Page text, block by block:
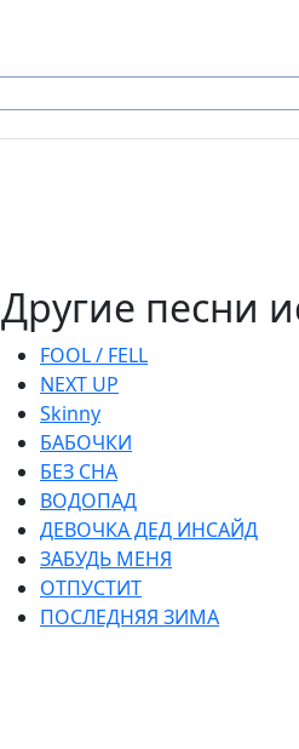
Другие песни
FOOL / FELL
NEXT UP
Skinny
БАБОЧКИ
БЕЗ СНА
ВОДОПАД
ДЕВОЧКА ДЕД ИНСАЙД
ЗАБУДЬ МЕНЯ
ОТПУСТИТ
ПОСЛЕДНЯЯ ЗИМА